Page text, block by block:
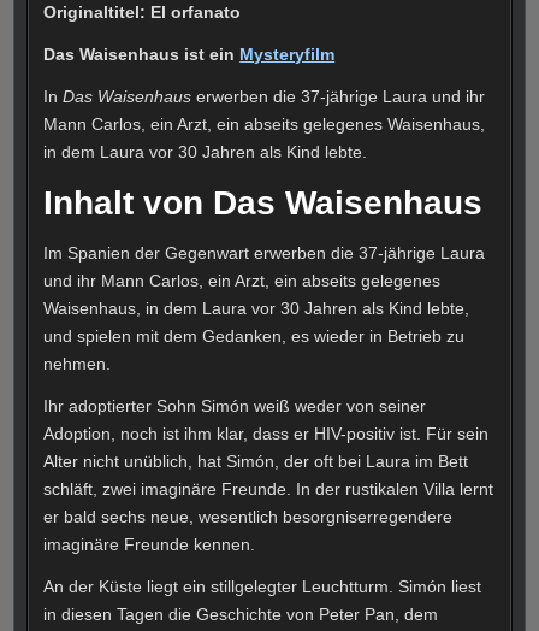
Originaltitel: El orfanato
Das Waisenhaus ist ein Mysteryfilm
InDas Waisenhaus erwerben die 37-jährige Laura und ihr
Mann Carlos, ein Arzt, ein abseits gelegenes Waisenhaus,
in dem Laura vor 30 Jahren als Kind lebte.
Inhalt von Das Waisenhaus
Im Spanien der Gegenwart erwerben die 37-jährige Laura
und ihr Mann Carlos, ein Arzt, ein abseits gelegenes
Waisenhaus, in dem Laura vor 30 Jahren als Kind lebte,
und spielen mit dem Gedanken, es wieder in Betrieb zu
nehmen.
Ihr adoptierter Sohn Simón weiß weder von seiner
Adoption, noch ist ihm klar, dass er HIV-positiv ist. Für sein
Alter nicht unüblich, hat Simón, der oft bei Laura im Bett
schläft, zwei imaginäre Freunde. In der rustikalen Villa lernt
er bald sechs neue, wesentlich besorgniserregendere
imaginäre Freunde kennen.
An der Küste liegt ein stillgelegter Leuchtturm. Simón liest
in diesen Tagen die Geschichte von Peter Pan, dem